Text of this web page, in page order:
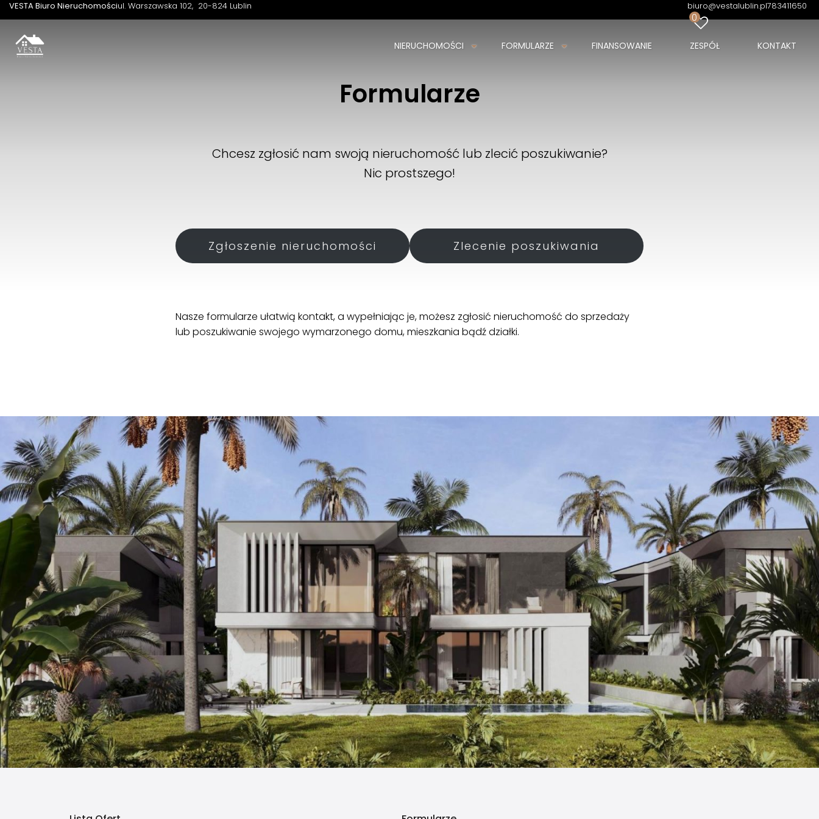
VESTA Biuro Nieruchomościul. Warszawska 102 20-824 Lublin biuro@vestalublin.pl783411650
0
NIERUCHOMOŚCI FORMULARZE FINANSOWANIE ZESPÓŁ KONTAKT
ul. Warszawska 102
20-824 Lublin
Formularze
Chcesz zgłosić nam swoją nieruchomość lub zlecić poszukiwanie?
Nic prostszego!
Zgłoszenie nieruchomości Zlecenie poszukiwania
Nasze formularze ułatwią kontakt, a wypełniając je, możesz zgłosić nieruchomość do sprzedaży
lub poszukiwanie swojego wymarzonego domu, mieszkania bądź działki.